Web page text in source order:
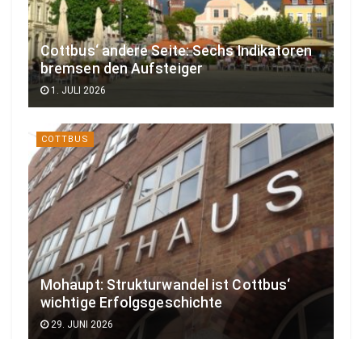
Cottbus‘ andere Seite: Sechs Indikatoren
bremsen den Aufsteiger
1. JULI 2026
COTTBUS
Mohaupt: Strukturwandel ist Cottbus‘
wichtige Erfolgsgeschichte
29. JUNI 2026